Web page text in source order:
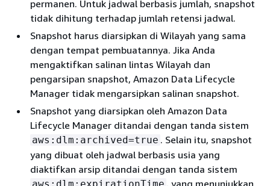
permanen. Untuk jadwal berbasis jumlah, snapshot
tidak dihitung terhadap jumlah retensi jadwal.
Snapshot harus diarsipkan di Wilayah yang sama
dengan tempat pembuatannya. Jika Anda
mengaktifkan salinan lintas Wilayah dan
pengarsipan snapshot, Amazon Data Lifecycle
Manager tidak mengarsipkan salinan snapshot.
Snapshot yang diarsipkan oleh Amazon Data
Lifecycle Manager ditandai dengan tanda sistem
aws:dlm:archived=true . Selain itu, snapshot
yang dibuat oleh jadwal berbasis usia yang
diaktifkan arsip ditandai dengan tanda sistem
, yang menunjukkan